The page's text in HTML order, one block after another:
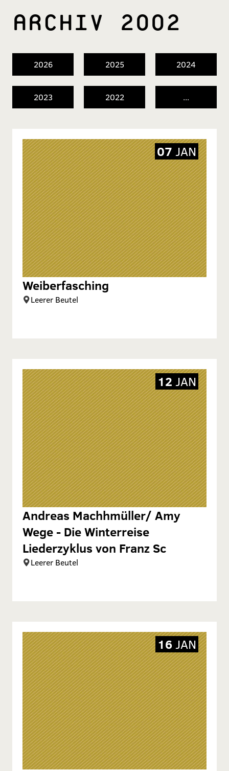
ARCHIV 2002
2026 2025 2024
2023 2022 ...
Weiberfasching
Leerer Beutel
07 JAN
Andreas Machhmüller/ Amy
Wege - Die Winterreise
Liederzyklus von Franz Sc
Leerer Beutel
12 JAN
16JAN